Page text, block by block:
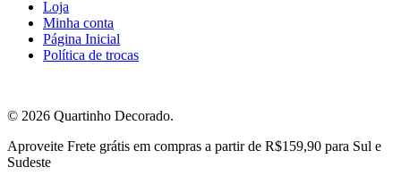
Loja
Minha conta
Página Inicial
Política de trocas
© 2026 Quartinho Decorado.
Close
Menu
Aproveite Frete grátis em compras a partir de R$159,90 para Sul e
Sudeste